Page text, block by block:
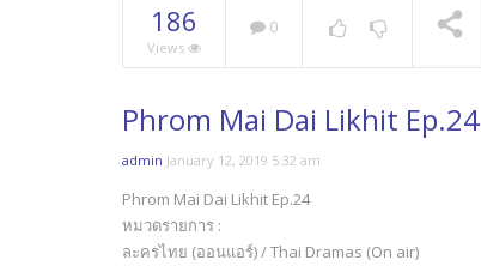
186
Views
0
Phrom Mai Dai Likhit Ep.24
admin January 12, 2019 5:32 am
Phrom Mai Dai Likhit Ep.24
หมวดรายการ :
ละครไทย (ออนแอร์) / Thai Dramas (On air)